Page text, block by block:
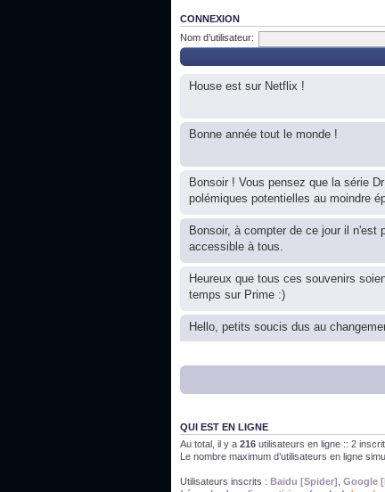
CONNEXION
Nom d’utilisateur:
House est sur Netflix !
Bonne année tout le monde !
Bonsoir ! Vous pensez que la série
polémiques potentielles au moindre
Bonsoir, à compter de ce jour il
accessible à tous.
Heureux que tous ces souvenirs
temps sur Prime :)
Hello, petits soucis dus au
Bon, 2020, ça n'a pas trop marché.
J'ai l'impression que nous n'avons
QUI EST EN LIGNE
Au total, il y a 216 utilisateurs en ligne :: 2
Le nombre maximum d’utilisateurs en ligne
Utilisateurs inscrits : Baidu [Spider] Google